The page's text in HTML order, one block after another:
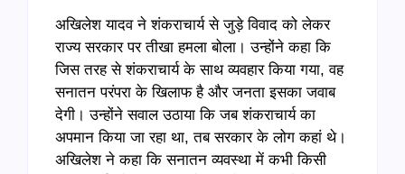
अखिलेश यादव ने शंकराचार्य से जुड़े विवाद को लेकर
राज्य सरकार पर तीखा हमला बोला। उन्होंने कहा कि
जिस तरह से शंकराचार्य के साथ व्यवहार किया गया, वह
सनातन परंपरा के खिलाफ है और जनता इसका जवाब
देगी। उन्होंने सवाल उठाया कि जब शंकराचार्य का
अपमान किया जा रहा था, तब सरकार के लोग कहां थे।
अखिलेश ने कहा कि सनातन व्यवस्था में कभी किसी